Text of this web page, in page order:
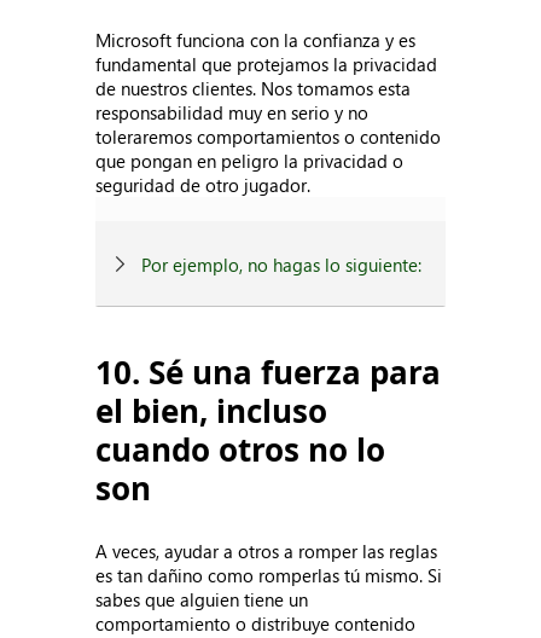
Microsoft funciona con la confianza y es
fundamental que protejamos la privacidad
de nuestros clientes. Nos tomamos esta
responsabilidad muy en serio y no
toleraremos comportamientos o contenido
que pongan en peligro la privacidad o
seguridad de otro jugador.
Por ejemplo, no hagas lo siguiente:
10. Sé una fuerza para
el bien, incluso
cuando otros no lo
son
A veces, ayudar a otros a romper las reglas
es tan dañino como romperlas tú mismo. Si
sabes que alguien tiene un
comportamiento o distribuye contenido